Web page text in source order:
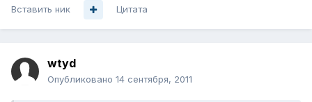
Вставить ник Цитата
wtyd
Опубликовано 14 сентября, 2011